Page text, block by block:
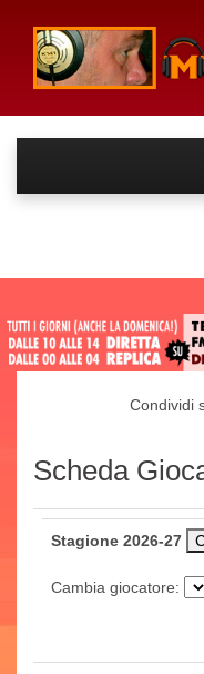
Condividi
Scheda
Stagione 2026-27
Cambia giocatore: